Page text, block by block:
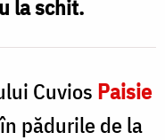
la schit.
Cuvios Paisie
pădurile de la